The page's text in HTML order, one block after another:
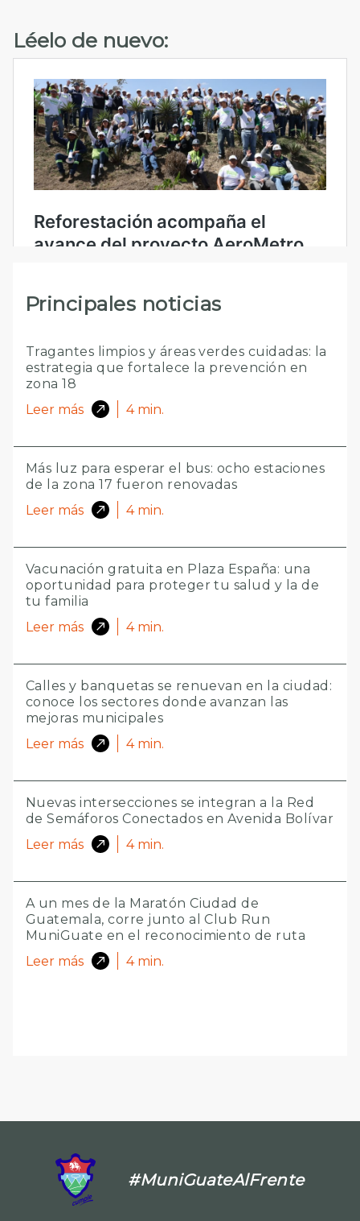
Léelo de nuevo:
Principales noticias
Tragantes limpios y áreas verdes cuidadas: la
estrategia que fortalece la prevención en
zona 18
Leer más
4 min.
Más luz para esperar el bus: ocho estaciones
de la zona 17 fueron renovadas
Leer más
4 min.
Vacunación gratuita en Plaza España: una
oportunidad para proteger tu salud y la de
tu familia
Leer más
4 min.
Calles y banquetas se renuevan en la ciudad:
conoce los sectores donde avanzan las
mejoras municipales
Leer más
4 min.
Nuevas intersecciones se integran a la Red
de Semáforos Conectados en Avenida Bolívar
Leer más
4 min.
A un mes de la Maratón Ciudad de
Guatemala, corre junto al Club Run
MuniGuate en el reconocimiento de ruta
Leer más
4 min.
#MuniGuateAlFrente